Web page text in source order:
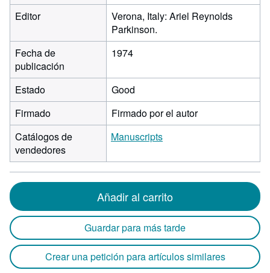
Editor
Verona, Italy: Ariel Reynolds
Parkinson.
Fecha de
publicación
1974
Estado
Good
Firmado
Firmado por el autor
Catálogos de
vendedores
Manuscripts
Añadir al carrito
Guardar para más tarde
Crear una petición para artículos similares